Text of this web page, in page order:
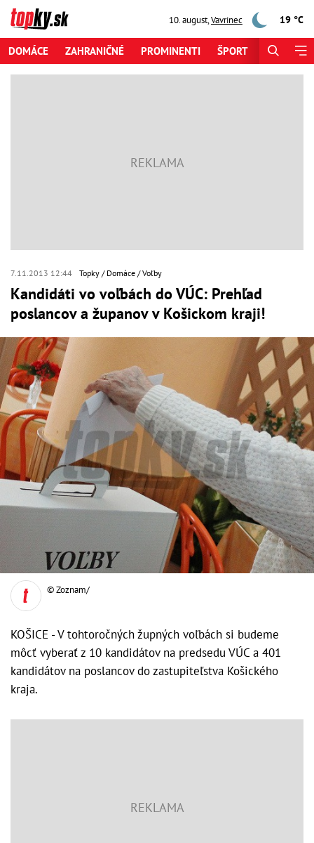
10. august,Vavrinec 19 °C
DOMÁCE ZAHRANIČNÉ PROMINENTI ŠPORT
7.11.2013 12:44 Topky Domáce Voľby
Kandidáti vo voľbách do VÚC: Prehľad
poslancov a županov v Košickom kraji!
© Zoznam/
KOŠICE - V tohtoročných župných voľbách si budeme
môcť vyberať z 10 kandidátov na predsedu VÚC a 401
kandidátov na poslancov do zastupiteľstva Košického
kraja.